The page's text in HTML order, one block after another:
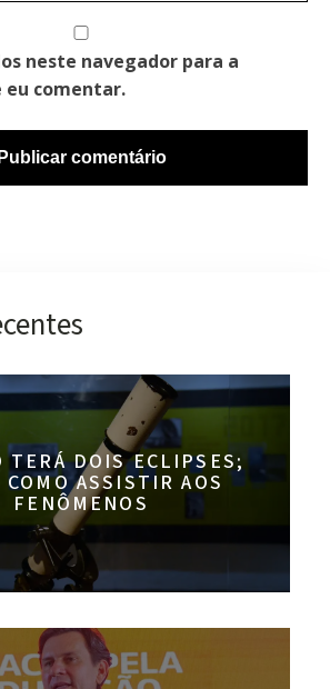
neste navegador para a
eu comentar.
TERÁ DOIS ECLIPSES;
ASSISTIR AOS
FENÔMENOS